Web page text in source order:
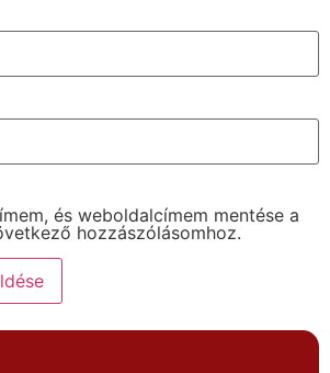
és weboldalcímem mentése a
hozzászólásomhoz.